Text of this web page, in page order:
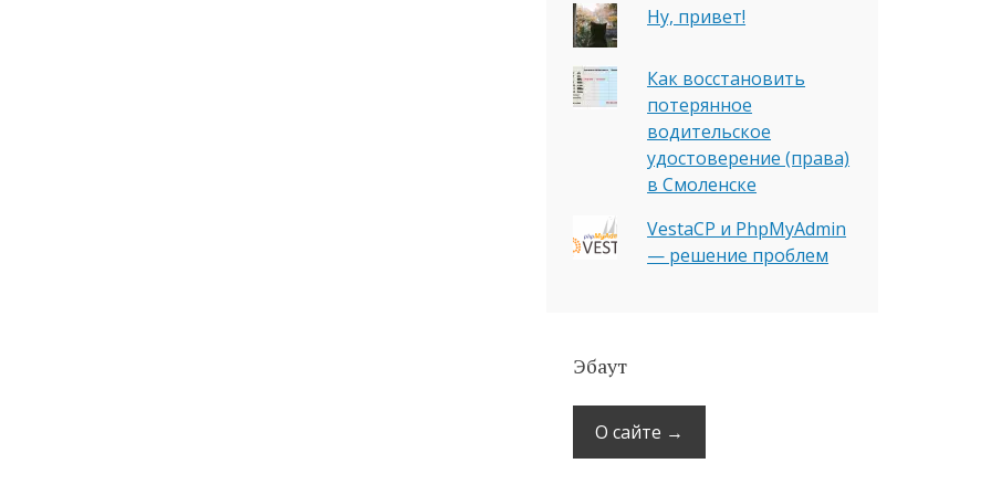
Ну, привет!
Как восстановить
потерянное
водительское
удостоверение (права)
в Смоленске
VestaCP и PhpMyAdmin
— решение проблем
Эбаут
О сайте →